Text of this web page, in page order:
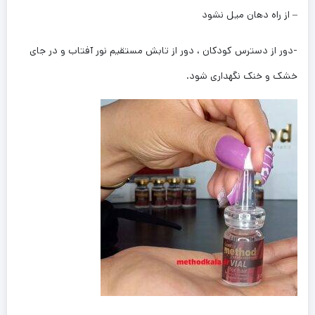
– از راه دهان میل نشود
-دور از دسترس کودکان ، دور از تابش مستقیم نور آفتاب و در جای
خشک و خنک نگهداری شود.